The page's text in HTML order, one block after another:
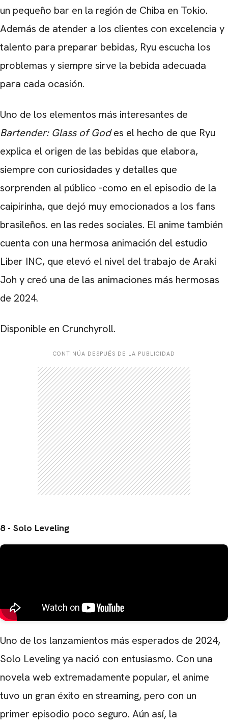
un pequeño bar en la región de Chiba en Tokio.
Además de atender a los clientes con excelencia y
talento para preparar bebidas, Ryu escucha los
problemas y siempre sirve la bebida adecuada
para cada ocasión.
Uno de los elementos más interesantes de
Bartender: Glass of Godes el hecho de que Ryu
explica el origen de las bebidas que elabora,
siempre con curiosidades y detalles que
sorprenden al público -como en el episodio de la
caipirinha, que dejó muy emocionados a los fans
brasileños. en las redes sociales. El anime también
cuenta con una hermosa animación del estudio
Liber INC, que elevó el nivel del trabajo de Araki
Joh y creó una de las animaciones más hermosas
de 2024.
Disponible en Crunchyroll.
CONTINÚA DESPUÉS DE LA PUBLICIDAD
8 - Solo Leveling
Uno de los lanzamientos más esperados de 2024,
Solo Leveling ya nació con entusiasmo. Con una
novela web extremadamente popular, el anime
tuvo un gran éxito en streaming, pero con un
primer episodio poco seguro. Aún así, la